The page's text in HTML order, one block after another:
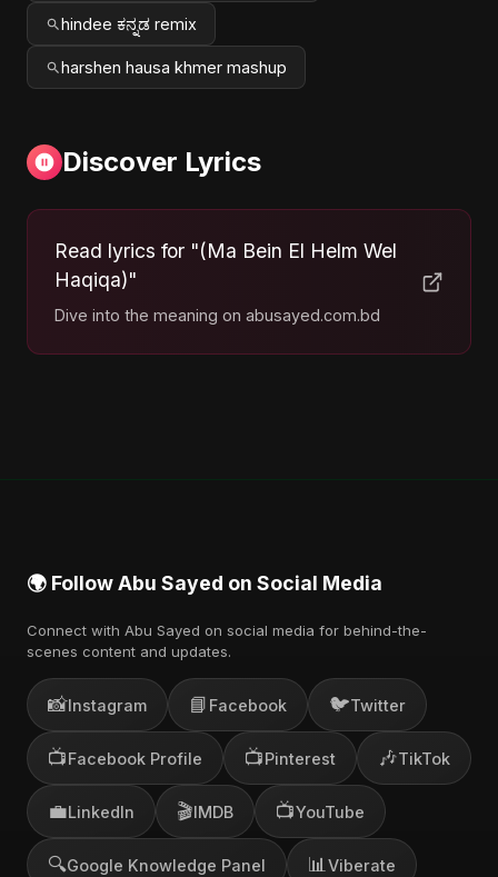
hindee ಕನ್ನಡ remix
harshen hausa khmer mashup
Discover Lyrics
Read lyrics for "(Ma Bein El Helm Wel
Haqiqa)"
Dive into the meaning on abusayed.com.bd
🌍 Follow Abu Sayed on Social Media
Connect with Abu Sayed on social media for behind-the-
scenes content and updates.
📸Instagram 📘 Facebook 🐦Twitter
📺Facebook Profile 📺Pinterest 🎶TikTok
💼LinkedIn 🎬IMDB 📺YouTube
🔍Google Knowledge Panel 📊 Viberate